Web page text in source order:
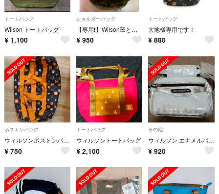
トートバッグ
Wilson トートバッグ
¥ 1,100
ショルダーバッグ
【専用❗️】Wilson🧸とミッキーのカバン
¥ 950
トートバッグ
大地様専用です！
¥ 880
ボストンバッグ
ウィルソンボストンバック
¥ 750
トートバッグ
ウィルソントートバッグ
¥ 2,100
その他
ウィルソン エナメルバッグ
¥ 920